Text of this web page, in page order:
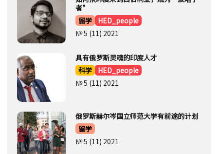
俄罗斯赫尔岑国立师范大学有前途的计划
留学
№ 5 (11) 2021
托木斯克国立研究大学有前途的计划
留学
№ 5 (11) 2021